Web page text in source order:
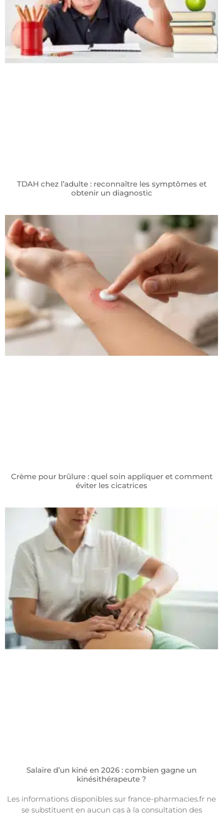
TDAH chez l’adulte : reconnaître les symptômes et
obtenir un diagnostic
Crème pour brûlure : quel soin appliquer et comment
éviter les cicatrices
Salaire d’un kiné en 2026 : combien gagne un
kinésithérapeute ?
Les informations disponibles sur france-pharmacies.fr ne
se substituent en aucun cas à la consultation des